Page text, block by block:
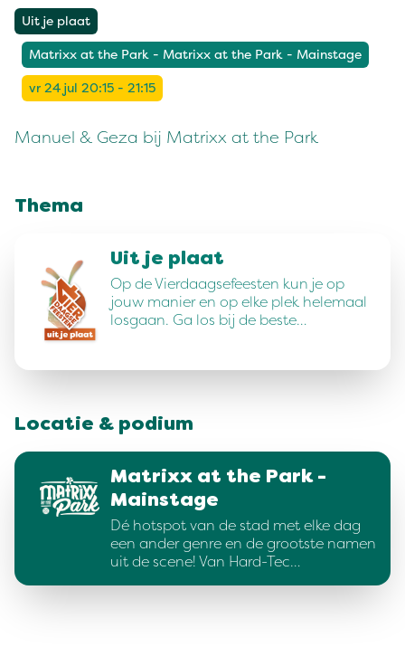
Uit je plaat
Matrixx at the Park - Matrixx at the Park - Mainstage
vr 24 jul 20:15 - 21:15
Manuel & Geza bij Matrixx at the Park
Thema
Uit je plaat
Op de Vierdaagsefeesten kun je op
jouw manier en op elke plek helemaal
losgaan. Ga los bij de beste…
Locatie & podium
Matrixx at the Park -
Mainstage
Dé hotspot van de stad met elke dag
een ander genre en de grootste namen
uit de scene! Van Hard-Tec…